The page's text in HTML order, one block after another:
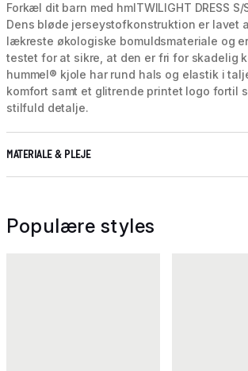
Forkæl dit barn med hmlTWILIGHT DRESS S/
Dens bløde jerseystofkonstruktion er lavet
lækreste økologiske bomuldsmateriale og
testet for at sikre, at den er fri for skadelig
hummel® kjole har rund hals og elastik i
komfort samt et glitrende printet logo fortil
stilfuld detalje.
MATERIALE & PLEJE
Populære styles